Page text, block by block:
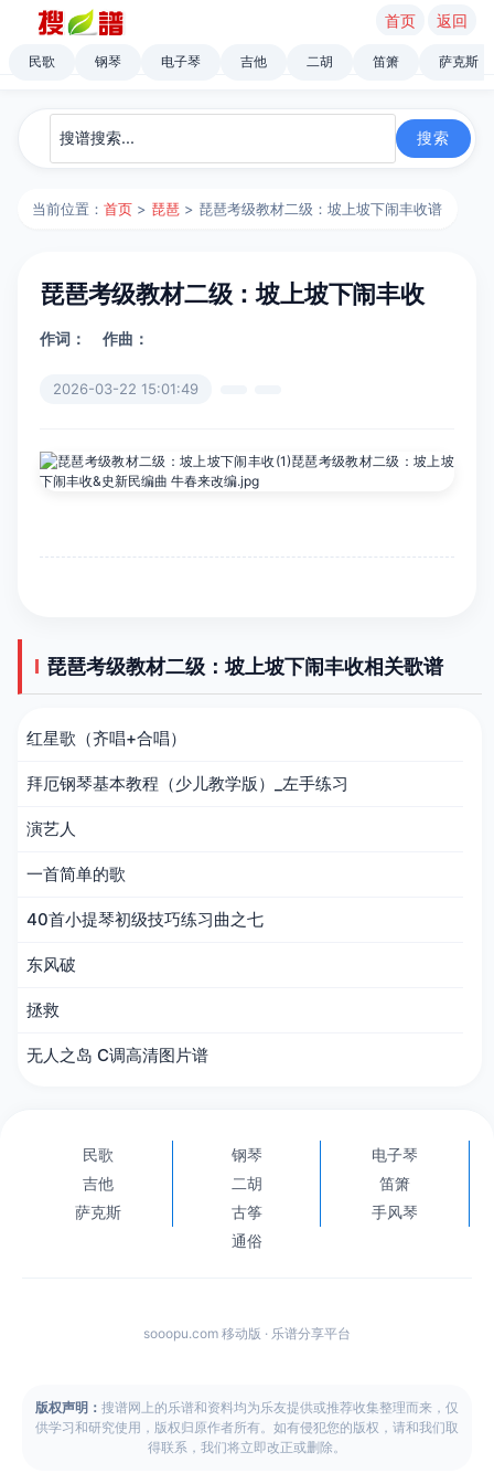
首页 返回
民歌 钢琴 电子琴 吉他 二胡 笛箫 萨克斯
当前位置：首页 > 琵琶 > 琵琶考级教材二级：坡上坡下闹丰收谱
琵琶考级教材二级：坡上坡下闹丰收
作词： 作曲：
2026-03-22 15:01:49
琵琶考级教材二级：坡上坡下闹丰收相关歌谱
红星歌（齐唱+合唱）
拜厄钢琴基本教程（少儿教学版）_左手练习
演艺人
一首简单的歌
40首小提琴初级技巧练习曲之七
东风破
拯救
无人之岛 C调高清图片谱
民歌 钢琴
电子琴
吉他
二胡
笛箫
萨克斯
古筝
手风琴
通俗
sooopu.com 移动版 · 乐谱分享平台
版权声明： 搜谱网上的乐谱和资料均为乐友提供或推荐收集整理而来，仅
供学习和研究使用，版权归原作者所有。如有侵犯您的版权，请和我们取
得联系，我们将立即改正或删除。